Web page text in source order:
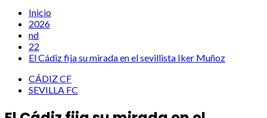
Inicio
2026
nd
22
El Cádiz fija su mirada en el sevillista Iker Muñoz
CÁDIZ CF
SEVILLA FC